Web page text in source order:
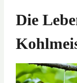
Die